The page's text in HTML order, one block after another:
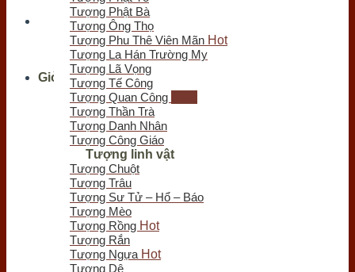
Tìm
kiếm:
Giỏ hàng
Chưa có sản phẩm trong giỏ hàng.
Tượng Phật Bà
Tượng Ông Thọ
Tượng Phu Thê Viên Mãn
Tượng La Hán Trường My
Tượng Lã Vọng
Tượng Tế Công
Tượng Quan Công
Tượng Thần Trà
Tượng Danh Nhân
Tượng Công Giáo
Tượng linh vật
Tượng Chuột
Tượng Trâu
Tượng Sư Tử – Hổ – Báo
Tượng Mèo
Tượng Rồng
Tượng Rắn
Tượng Ngựa
Tượng Dê